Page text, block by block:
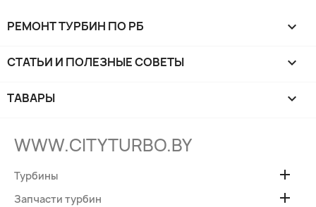
РЕМОНТ ТУРБИН ПО РБ 
СТАТЬИ И ПОЛЕЗНЫЕ СОВЕТЫ 
ТАВАРЫ 
WWW.CITYTURBO.BY
Турбины 
Запчасти турбин 